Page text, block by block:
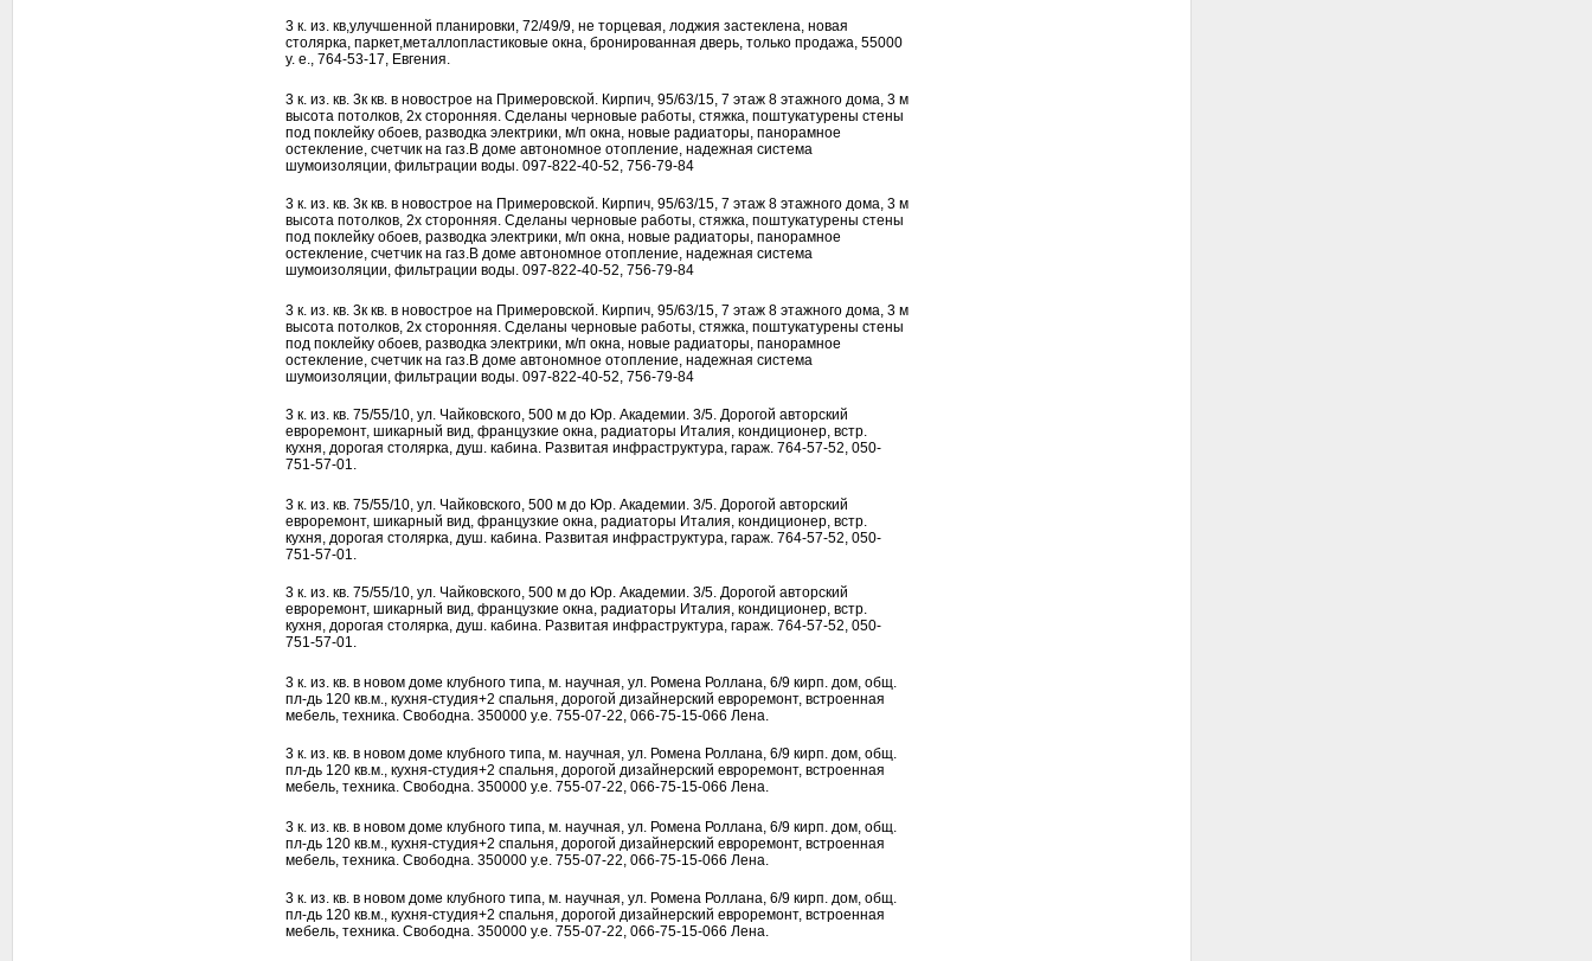
3 к. из. кв,улучшенной планировки, 72/49/9, не торцевая, лоджия застеклена, новая
столярка, паркет,металлопластиковые окна, бронированная дверь, только продажа, 55000
у. е., 764-53-17, Евгения.
3 к. из. кв. 3к кв. в новострое на Примеровской. Кирпич, 95/63/15, 7 этаж 8 этажного дома, 3 м
высота потолков, 2х сторонняя. Сделаны черновые работы, стяжка, поштукатурены стены
под поклейку обоев, разводка электрики, м/п окна, новые радиаторы, панорамное
остекление, счетчик на газ.В доме автономное отопление, надежная система
шумоизоляции, фильтрации воды. 097-822-40-52, 756-79-84
3 к. из. кв. 3к кв. в новострое на Примеровской. Кирпич, 95/63/15, 7 этаж 8 этажного дома, 3 м
высота потолков, 2х сторонняя. Сделаны черновые работы, стяжка, поштукатурены стены
под поклейку обоев, разводка электрики, м/п окна, новые радиаторы, панорамное
остекление, счетчик на газ.В доме автономное отопление, надежная система
шумоизоляции, фильтрации воды. 097-822-40-52, 756-79-84
3 к. из. кв. 3к кв. в новострое на Примеровской. Кирпич, 95/63/15, 7 этаж 8 этажного дома, 3 м
высота потолков, 2х сторонняя. Сделаны черновые работы, стяжка, поштукатурены стены
под поклейку обоев, разводка электрики, м/п окна, новые радиаторы, панорамное
остекление, счетчик на газ.В доме автономное отопление, надежная система
шумоизоляции, фильтрации воды. 097-822-40-52, 756-79-84
3 к. из. кв. 75/55/10, ул. Чайковского, 500 м до Юр. Академии. 3/5. Дорогой авторский
евроремонт, шикарный вид, французкие окна, радиаторы Италия, кондиционер, встр.
кухня, дорогая столярка, душ. кабина. Развитая инфраструктура, гараж. 764-57-52, 050-
751-57-01.
3 к. из. кв. 75/55/10, ул. Чайковского, 500 м до Юр. Академии. 3/5. Дорогой авторский
евроремонт, шикарный вид, французкие окна, радиаторы Италия, кондиционер, встр.
кухня, дорогая столярка, душ. кабина. Развитая инфраструктура, гараж. 764-57-52, 050-
751-57-01.
3 к. из. кв. 75/55/10, ул. Чайковского, 500 м до Юр. Академии. 3/5. Дорогой авторский
евроремонт, шикарный вид, французкие окна, радиаторы Италия, кондиционер, встр.
кухня, дорогая столярка, душ. кабина. Развитая инфраструктура, гараж. 764-57-52, 050-
751-57-01.
3 к. из. кв. в новом доме клубного типа, м. научная, ул. Ромена Роллана, 6/9 кирп. дом, общ.
пл-дь 120 кв.м., кухня-студия+2 спальня, дорогой дизайнерский евроремонт, встроенная
мебель, техника. Свободна. 350000 у.е. 755-07-22, 066-75-15-066 Лена.
3 к. из. кв. в новом доме клубного типа, м. научная, ул. Ромена Роллана, 6/9 кирп. дом, общ.
пл-дь 120 кв.м., кухня-студия+2 спальня, дорогой дизайнерский евроремонт, встроенная
мебель, техника. Свободна. 350000 у.е. 755-07-22, 066-75-15-066 Лена.
3 к. из. кв. в новом доме клубного типа, м. научная, ул. Ромена Роллана, 6/9 кирп. дом, общ.
пл-дь 120 кв.м., кухня-студия+2 спальня, дорогой дизайнерский евроремонт, встроенная
мебель, техника. Свободна. 350000 у.е. 755-07-22, 066-75-15-066 Лена.
3 к. из. кв. в новом доме клубного типа, м. научная, ул. Ромена Роллана, 6/9 кирп. дом, общ.
пл-дь 120 кв.м., кухня-студия+2 спальня, дорогой дизайнерский евроремонт, встроенная
мебель, техника. Свободна. 350000 у.е. 755-07-22, 066-75-15-066 Лена.